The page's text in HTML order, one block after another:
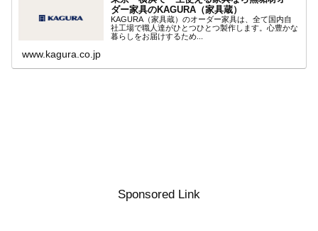
ダー家具のKAGURA（家具蔵）
KAGURA（家具蔵）のオーダー家具は、全て国内自
社工場で職人達がひとつひとつ製作します。心豊かな
暮らしをお届けするため...
www.kagura.co.jp
Sponsored Link